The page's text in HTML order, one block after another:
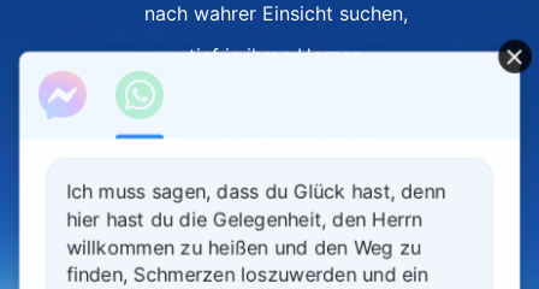
nach wahrer Einsicht suchen,
tief in ihren Herzen
nach wahrer Einsicht suchen.
in allen Dingen Gottes Absichten zu suchen
und tief in dich zu forschen,
wenn dir irgendetwas geschieht,
Ich muss sagen, dass du Glück hast, denn
hier hast du die Gelegenheit, den Herrn
willkommen zu heißen und den Weg zu
finden, Schmerzen loszuwerden und ein